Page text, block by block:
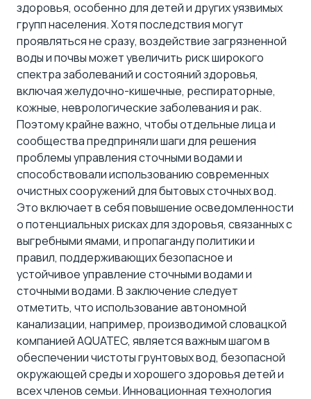
здоровья, особенно для детей и других уязвимых
групп населения. Хотя последствия могут
проявляться не сразу, воздействие загрязненной
воды и почвы может увеличить риск широкого
спектра заболеваний и состояний здоровья,
включая желудочно-кишечные, респираторные,
кожные, неврологические заболевания и рак.
Поэтому крайне важно, чтобы отдельные лица и
сообщества предприняли шаги для решения
проблемы управления сточными водами и
способствовали использованию современных
очистных сооружений для бытовых сточных вод.
Это включает в себя повышение осведомленности
о потенциальных рисках для здоровья, связанных с
выгребными ямами, и пропаганду политики и
правил, поддерживающих безопасное и
устойчивое управление сточными водами и
сточными водами. В заключение следует
отметить, что использованиеавтономной
канализации, например, производимой словацкой
компанией AQUATEC, является важным шагом в
обеспечении чистоты грунтовых вод, безопасной
окружающей среды и хорошего здоровья детей и
всех членов семьи. Инновационная технология